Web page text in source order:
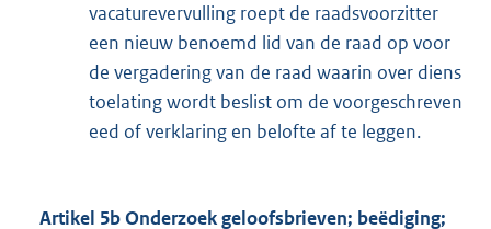
vacaturevervulling roept de raadsvoorzitter
een nieuw benoemd lid van de raad op voor
de vergadering van de raad waarin over diens
toelating wordt beslist om de voorgeschreven
eed of verklaring en belofte af te leggen.
Artikel 5b Onderzoek geloofsbrieven; beëdiging;